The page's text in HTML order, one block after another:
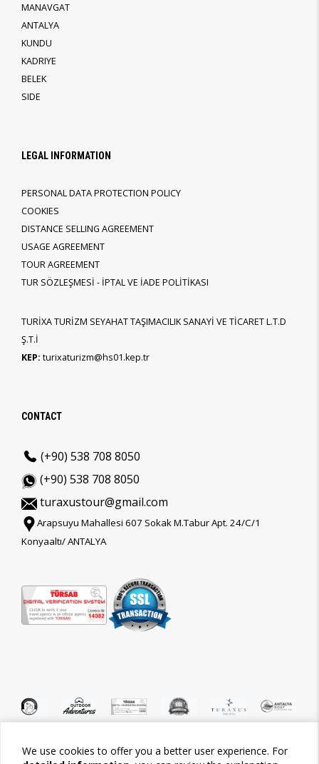
We use cookies to offer you a better user experience. For
MANAVGAT
ANTALYA
KUNDU
KADRIYE
BELEK
SIDE
LEGAL INFORMATION
PERSONAL DATA PROTECTION POLICY
COOKIES
DISTANCE SELLING AGREEMENT
USAGE AGREEMENT
TOUR AGREEMENT
TUR SÖZLEŞMESİ - İPTAL VE İADE POLİTİKASI
TURİXA TURİZM SEYAHAT TAŞIMACILIK SANAYİ VE TİCARET L.T.D
Ş.T.İ
KEP: turixaturizm@hs01.kep.tr
CONTACT
(+90) 538 708 8050
(+90) 538 708 8050
turaxustour@gmail.com
Arapsuyu Mahallesi 607 Sokak M.Tabur Apt. 24/C/1
Konyaaltı/ ANTALYA
©2026 Tour-Trips